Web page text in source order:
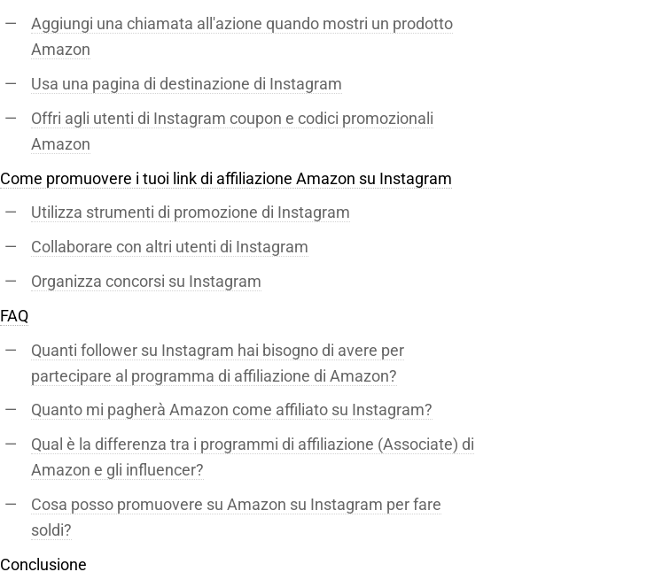
Aggiungi una chiamata all'azione quando mostri un prodotto
Amazon
Usa una pagina di destinazione di Instagram
Offri agli utenti di Instagram coupon e codici promozionali
Amazon
Come promuovere i tuoi link di affiliazione Amazon su Instagram
Utilizza strumenti di promozione di Instagram
Collaborare con altri utenti di Instagram
Organizza concorsi su Instagram
FAQ
Quanti follower su Instagram hai bisogno di avere per
partecipare al programma di affiliazione di Amazon?
Quanto mi pagherà Amazon come affiliato su Instagram?
Qual è la differenza tra i programmi di affiliazione (Associate) di
Amazon e gli influencer?
Cosa posso promuovere su Amazon su Instagram per fare
soldi?
Conclusione